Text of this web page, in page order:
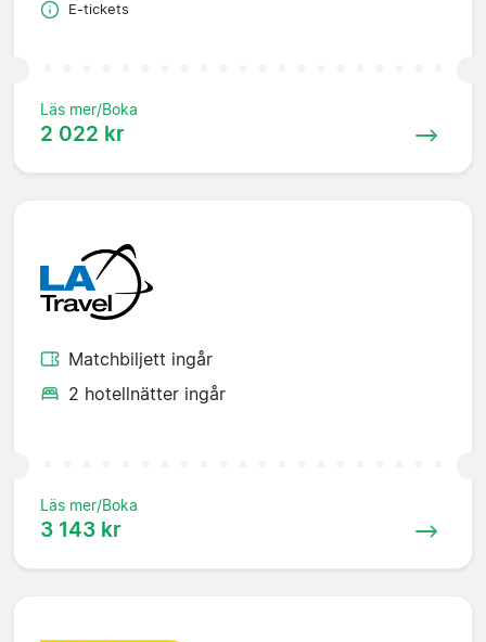
E-tickets
Läs mer/Boka
2 022 kr
Matchbiljett ingår
2 hotellnätter ingår
Läs mer/Boka
3 143 kr